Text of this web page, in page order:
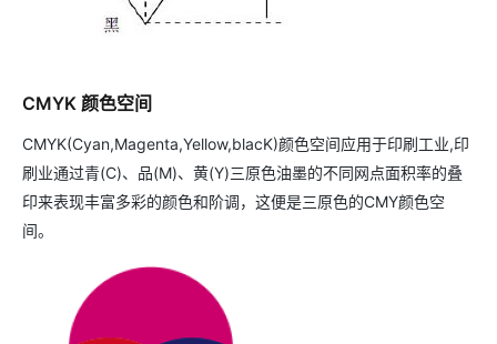
CMYK 颜色空间
CMYK(Cyan,Magenta,Yellow,blacK)颜色空间应用于印刷工业,印
刷业通过青(C)、品(M)、黄(Y)三原色油墨的不同网点面积率的叠
印来表现丰富多彩的颜色和阶调，这便是三原色的CMY颜色空
间。